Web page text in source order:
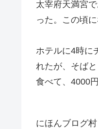
太宰府天満宮
った。この頃
ホテルに4時に
れたが、そば
食べて、4000
にほんブログ村